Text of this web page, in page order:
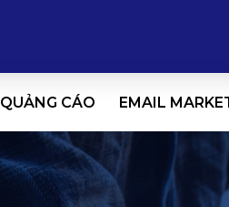
QUẢNG CÁO EMAIL